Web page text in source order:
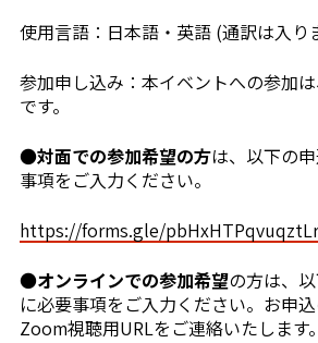
使用言語：日本語・英語 (通訳は入り
参加申し込み：本イベントへの参加
です。
●対面での参加希望の方は、以下の
事項をご入力ください。
https://forms.gle/
●オンラインでの参加希望の方は、
に必要事項をご入力ください。お申込
Zoom視聴用URLをご連絡いたします。